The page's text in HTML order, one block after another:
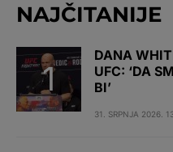
NAJČITANIJE
DANA
UFC: ‘DA
BI’
31. SRPNJA 2026.